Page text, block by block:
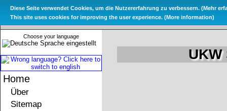
Das
Choose your language
Home
Über
Sitemap
Diese Seite verwendet Cookies, um die Nutzererfahrung zu verbessern. (Mehr
This site uses cookies for improving the user experience. (More information)